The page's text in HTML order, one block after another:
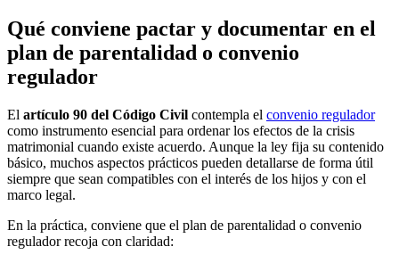
Qué conviene pactar y documentar en el
plan de parentalidad o convenio
regulador
El artículo 90 del Código Civil contempla el convenio regulador
como instrumento esencial para ordenar los efectos de la crisis
matrimonial cuando existe acuerdo. Aunque la ley fija su contenido
básico, muchos aspectos prácticos pueden detallarse de forma útil
siempre que sean compatibles con el interés de los hijos y con el
marco legal.
En la práctica, conviene que el plan de parentalidad o convenio
regulador recoja con claridad: